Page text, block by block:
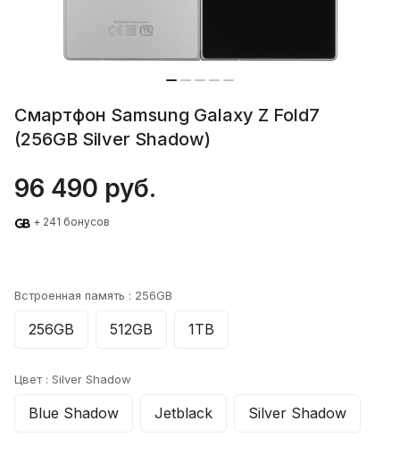
Смартфон Samsung Galaxy Z Fold7
(256GB Silver Shadow)
96 490 руб.
+ 241 бонусов
Встроенная память : 256GB
256GB 512GB 1TB
Цвет : Silver Shadow
Blue Shadow Jetblack Silver Shadow